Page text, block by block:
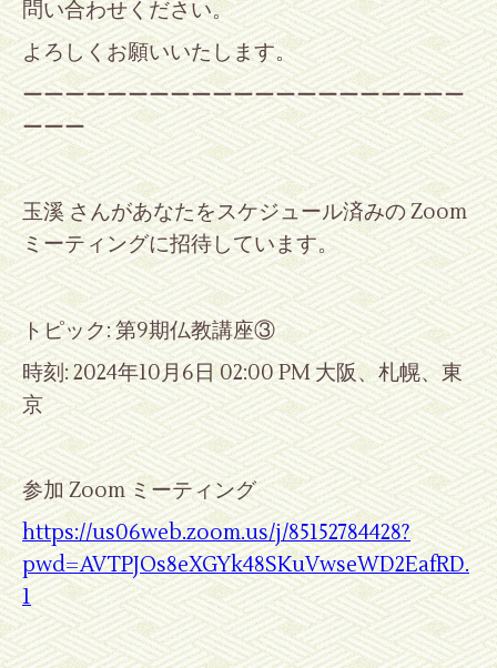
問い合わせください。
よろしくお願いいたします。
ーーーーーーーーーーーーーーーーーーーーー
ーーー
玉溪 さんがあなたをスケジュール済みのZoom
ミーティングに招待しています。
トピック:第9期仏教講座③
時刻: 2024年10月6日 02:00 PM大阪、札幌、東
京
参加Zoomミーティング
https://us06web.zoom.us/j/85152784428?
pwd=AVTPJOs8eXGYk48SKuVwseWD2EafRD.
1